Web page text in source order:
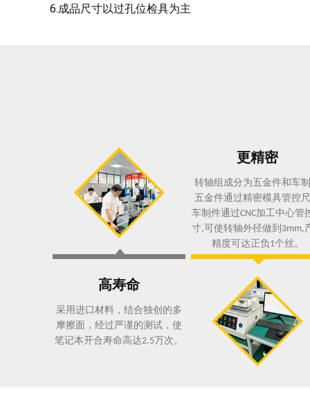
6.成品尺寸以过孔位检具为主
高寿命
采用进口材料，结合独创的多
摩擦面，经过严谨的测试，使
笔记本开合寿命高达2.5万次。
更精密
转轴组成分为五金件和车
五金件通过精密模具管控
车制件通过CNC加工中心管
寸,可使转轴外径做到 3mm,
精度可达正负 1个丝。